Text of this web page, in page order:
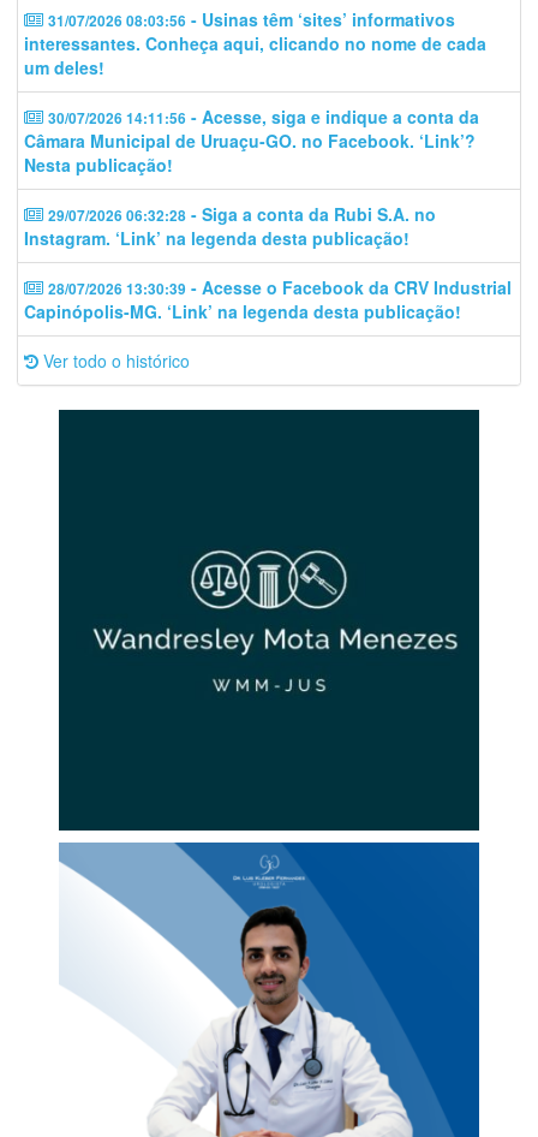
31/07/2026 08:03:56 - Usinas têm ‘sites’ informativos
interessantes. Conheça aqui, clicando no nome de cada
um deles!
30/07/2026 14:11:56 - Acesse, siga e indique a conta da
Câmara Municipal de Uruaçu-GO. no Facebook. ‘Link’?
Nesta publicação!
29/07/2026 06:32:28 - Siga a conta da Rubi S.A. no
Instagram. ‘Link’ na legenda desta publicação!
28/07/2026 13:30:39 - Acesse o Facebook da CRV Industrial
Capinópolis-MG. ‘Link’ na legenda desta publicação!
Ver todo o histórico